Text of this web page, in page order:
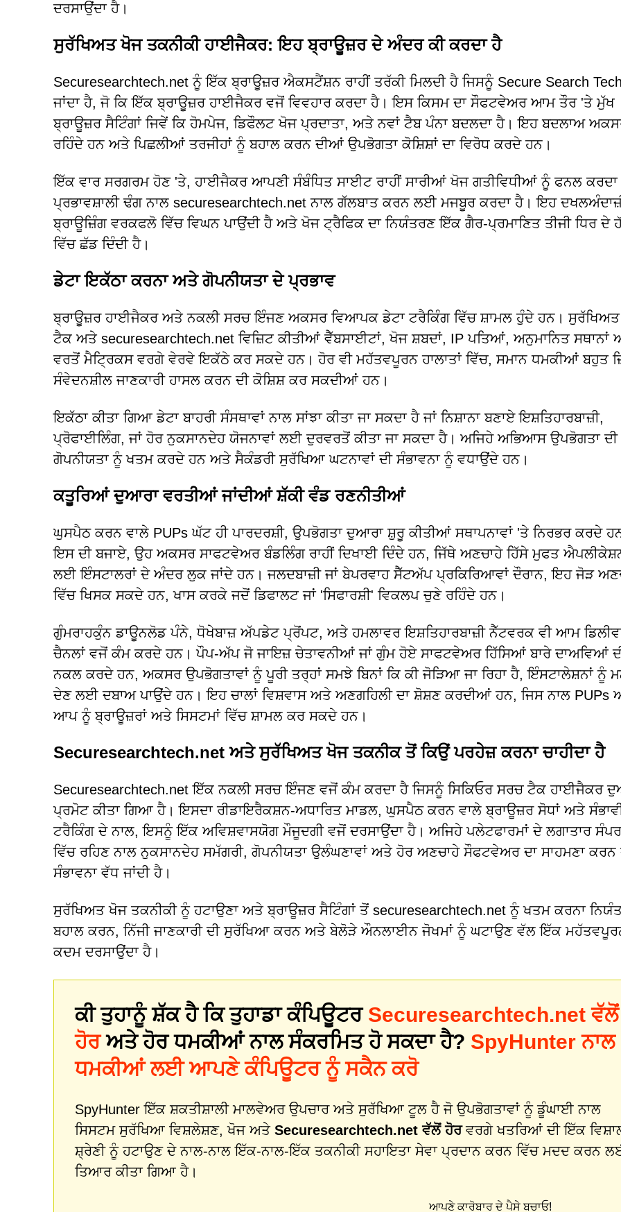
ਦਰਸਾਉਂਦਾ ਹੈ।
ਸੁਰੱਖਿਅਤ ਖੋਜ ਤਕਨੀਕੀ ਹਾਈਜੈਕਰ: ਇਹ ਬ੍ਰਾਊਜ਼ਰ ਦੇ ਅੰਦਰ ਕੀ ਕਰਦਾ ਹੈ
Securesearchtech.net ਨੂੰ ਇੱਕ ਬ੍ਰਾਊਜ਼ਰ ਐਕਸਟੈਂਸ਼ਨ ਰਾਹੀਂ ਤਰੱਕੀ ਮਿਲਦੀ ਹੈ ਜਿਸਨੂੰ Secure Search Tech
ਜਾਂਦਾ ਹੈ, ਜੋ ਕਿ ਇੱਕ ਬ੍ਰਾਊਜ਼ਰ ਹਾਈਜੈਕਰ ਵਜੋਂ ਵਿਵਹਾਰ ਕਰਦਾ ਹੈ। ਇਸ ਕਿਸਮ ਦਾ ਸੌਫਟਵੇਅਰ ਆਮ ਤੌਰ 'ਤੇ ਮੁੱਖ
ਬ੍ਰਾਊਜ਼ਰ ਸੈਟਿੰਗਾਂ ਜਿਵੇਂ ਕਿ ਹੋਮਪੇਜ, ਡਿਫੌਲਟ ਖੋਜ ਪ੍ਰਦਾਤਾ, ਅਤੇ ਨਵਾਂ ਟੈਬ ਪੰਨਾ ਬਦਲਦਾ ਹੈ। ਇਹ ਬਦਲਾਅ
ਰਹਿੰਦੇ ਹਨ ਅਤੇ ਪਿਛਲੀਆਂ ਤਰਜੀਹਾਂ ਨੂੰ ਬਹਾਲ ਕਰਨ ਦੀਆਂ ਉਪਭੋਗਤਾ ਕੋਸ਼ਿਸ਼ਾਂ ਦਾ ਵਿਰੋਧ ਕਰਦੇ ਹਨ।
ਇੱਕ ਵਾਰ ਸਰਗਰਮ ਹੋਣ 'ਤੇ, ਹਾਈਜੈਕਰ ਆਪਣੀ ਸੰਬੰਧਿਤ ਸਾਈਟ ਰਾਹੀਂ ਸਾਰੀਆਂ ਖੋਜ ਗਤੀਵਿਧੀਆਂ ਨੂੰ ਫਨਲ ਕਰਦਾ
ਪ੍ਰਭਾਵਸ਼ਾਲੀ ਢੰਗ ਨਾਲ securesearchtech.net ਨਾਲ ਗੱਲਬਾਤ ਕਰਨ ਲਈ ਮਜਬੂਰ ਕਰਦਾ ਹੈ। ਇਹ
ਬ੍ਰਾਊਜ਼ਿੰਗ ਵਰਕਫਲੋ ਵਿੱਚ ਵਿਘਨ ਪਾਉਂਦੀ ਹੈ ਅਤੇ ਖੋਜ ਟ੍ਰੈਫਿਕ ਦਾ ਨਿਯੰਤਰਣ ਇੱਕ ਗੈਰ-ਪ੍ਰਮਾਣਿਤ ਤੀਜੀ ਧਿਰ ਦੇ
ਵਿੱਚ ਛੱਡ ਦਿੰਦੀ ਹੈ।
ਡੇਟਾ ਇਕੱਠਾ ਕਰਨਾ ਅਤੇ ਗੋਪਨੀਯਤਾ ਦੇ ਪ੍ਰਭਾਵ
ਬ੍ਰਾਊਜ਼ਰ ਹਾਈਜੈਕਰ ਅਤੇ ਨਕਲੀ ਸਰਚ ਇੰਜਣ ਅਕਸਰ ਵਿਆਪਕ ਡੇਟਾ ਟਰੈਕਿੰਗ ਵਿੱਚ ਸ਼ਾਮਲ ਹੁੰਦੇ ਹਨ।
ਟੈਕ ਅਤੇ securesearchtech.net ਵਿਜ਼ਿਟ ਕੀਤੀਆਂ ਵੈੱਬਸਾਈਟਾਂ, ਖੋਜ ਸ਼ਬਦਾਂ, IP ਪਤਿਆਂ, ਅਨੁਮਾਨਿਤ ਸਥਾਨਾਂ
ਵਰਤੋਂ ਮੈਟ੍ਰਿਕਸ ਵਰਗੇ ਵੇਰਵੇ ਇਕੱਠੇ ਕਰ ਸਕਦੇ ਹਨ। ਹੋਰ ਵੀ ਮਹੱਤਵਪੂਰਨ ਹਾਲਾਤਾਂ ਵਿੱਚ, ਸਮਾਨ ਧਮਕੀਆਂ ਬਹੁਤ
ਸੰਵੇਦਨਸ਼ੀਲ ਜਾਣਕਾਰੀ ਹਾਸਲ ਕਰਨ ਦੀ ਕੋਸ਼ਿਸ਼ ਕਰ ਸਕਦੀਆਂ ਹਨ।
ਇਕੱਠਾ ਕੀਤਾ ਗਿਆ ਡੇਟਾ ਬਾਹਰੀ ਸੰਸਥਾਵਾਂ ਨਾਲ ਸਾਂਝਾ ਕੀਤਾ ਜਾ ਸਕਦਾ ਹੈ ਜਾਂ ਨਿਸ਼ਾਨਾ ਬਣਾਏ ਇਸ਼ਤਿਹਾਰਬਾਜ਼ੀ,
ਪ੍ਰੋਫਾਈਲਿੰਗ, ਜਾਂ ਹੋਰ ਨੁਕਸਾਨਦੇਹ ਯੋਜਨਾਵਾਂ ਲਈ ਦੁਰਵਰਤੋਂ ਕੀਤਾ ਜਾ ਸਕਦਾ ਹੈ। ਅਜਿਹੇ ਅਭਿਆਸ ਉਪਭੋਗਤਾ ਦੀ
ਗੋਪਨੀਯਤਾ ਨੂੰ ਖਤਮ ਕਰਦੇ ਹਨ ਅਤੇ ਸੈਕੰਡਰੀ ਸੁਰੱਖਿਆ ਘਟਨਾਵਾਂ ਦੀ ਸੰਭਾਵਨਾ ਨੂੰ ਵਧਾਉਂਦੇ ਹਨ।
ਕਤੂਰਿਆਂ ਦੁਆਰਾ ਵਰਤੀਆਂ ਜਾਂਦੀਆਂ ਸ਼ੱਕੀ ਵੰਡ ਰਣਨੀਤੀਆਂ
ਘੁਸਪੈਠ ਕਰਨ ਵਾਲੇ PUPs ਘੱਟ ਹੀ ਪਾਰਦਰਸ਼ੀ, ਉਪਭੋਗਤਾ ਦੁਆਰਾ ਸ਼ੁਰੂ ਕੀਤੀਆਂ ਸਥਾਪਨਾਵਾਂ 'ਤੇ ਨਿਰਭਰ ਕਰਦੇ
ਇਸ ਦੀ ਬਜਾਏ, ਉਹ ਅਕਸਰ ਸਾਫਟਵੇਅਰ ਬੰਡਲਿੰਗ ਰਾਹੀਂ ਦਿਖਾਈ ਦਿੰਦੇ ਹਨ, ਜਿੱਥੇ ਅਣਚਾਹੇ ਹਿੱਸੇ ਮੁਫਤ
ਲਈ ਇੰਸਟਾਲਰਾਂ ਦੇ ਅੰਦਰ ਲੁਕ ਜਾਂਦੇ ਹਨ। ਜਲਦਬਾਜ਼ੀ ਜਾਂ ਬੇਪਰਵਾਹ ਸੈੱਟਅੱਪ ਪ੍ਰਕਿਰਿਆਵਾਂ ਦੌਰਾਨ, ਇਹ ਜੋੜ
ਵਿੱਚ ਖਿਸਕ ਸਕਦੇ ਹਨ, ਖਾਸ ਕਰਕੇ ਜਦੋਂ ਡਿਫਾਲਟ ਜਾਂ 'ਸਿਫਾਰਸ਼ੀ' ਵਿਕਲਪ ਚੁਣੇ ਰਹਿੰਦੇ ਹਨ।
ਗੁੰਮਰਾਹਕੁੰਨ ਡਾਊਨਲੋਡ ਪੰਨੇ, ਧੋਖੇਬਾਜ਼ ਅੱਪਡੇਟ ਪ੍ਰੋਂਪਟ, ਅਤੇ ਹਮਲਾਵਰ ਇਸ਼ਤਿਹਾਰਬਾਜ਼ੀ ਨੈੱਟਵਰਕ ਵੀ ਆਮ
ਚੈਨਲਾਂ ਵਜੋਂ ਕੰਮ ਕਰਦੇ ਹਨ। ਪੌਪ-ਅੱਪ ਜੋ ਜਾਇਜ਼ ਚੇਤਾਵਨੀਆਂ ਜਾਂ ਗੁੰਮ ਹੋਏ ਸਾਫਟਵੇਅਰ ਹਿੱਸਿਆਂ ਬਾਰੇ ਦਾਅਵਿਆਂ
ਨਕਲ ਕਰਦੇ ਹਨ, ਅਕਸਰ ਉਪਭੋਗਤਾਵਾਂ ਨੂੰ ਪੂਰੀ ਤਰ੍ਹਾਂ ਸਮਝੇ ਬਿਨਾਂ ਕਿ ਕੀ ਜੋੜਿਆ ਜਾ ਰਿਹਾ ਹੈ, ਇੰਸਟਾਲੇਸ਼ਨਾਂ ਨੂੰ
ਦੇਣ ਲਈ ਦਬਾਅ ਪਾਉਂਦੇ ਹਨ। ਇਹ ਚਾਲਾਂ ਵਿਸ਼ਵਾਸ ਅਤੇ ਅਣਗਹਿਲੀ ਦਾ ਸ਼ੋਸ਼ਣ ਕਰਦੀਆਂ ਹਨ, ਜਿਸ ਨਾਲ PUPs
ਆਪ ਨੂੰ ਬ੍ਰਾਊਜ਼ਰਾਂ ਅਤੇ ਸਿਸਟਮਾਂ ਵਿੱਚ ਸ਼ਾਮਲ ਕਰ ਸਕਦੇ ਹਨ।
Securesearchtech.net ਅਤੇ ਸੁਰੱਖਿਅਤ ਖੋਜ ਤਕਨੀਕ ਤੋਂ ਕਿਉਂ ਪਰਹੇਜ਼ ਕਰਨਾ ਚਾਹੀਦਾ ਹੈ
Securesearchtech.net ਇੱਕ ਨਕਲੀ ਸਰਚ ਇੰਜਣ ਵਜੋਂ ਕੰਮ ਕਰਦਾ ਹੈ ਜਿਸਨੂੰ ਸਿਕਿਓਰ ਸਰਚ ਟੈਕ ਹਾਈਜੈਕਰ
ਪ੍ਰਮੋਟ ਕੀਤਾ ਗਿਆ ਹੈ। ਇਸਦਾ ਰੀਡਾਇਰੈਕਸ਼ਨ-ਅਧਾਰਿਤ ਮਾਡਲ, ਘੁਸਪੈਠ ਕਰਨ ਵਾਲੇ ਬ੍ਰਾਊਜ਼ਰ ਸੋਧਾਂ ਅਤੇ
ਟਰੈਕਿੰਗ ਦੇ ਨਾਲ, ਇਸਨੂੰ ਇੱਕ ਅਵਿਸ਼ਵਾਸਯੋਗ ਮੌਜੂਦਗੀ ਵਜੋਂ ਦਰਸਾਉਂਦਾ ਹੈ। ਅਜਿਹੇ ਪਲੇਟਫਾਰਮਾਂ ਦੇ ਲਗਾਤਾਰ
ਵਿੱਚ ਰਹਿਣ ਨਾਲ ਨੁਕਸਾਨਦੇਹ ਸਮੱਗਰੀ, ਗੋਪਨੀਯਤਾ ਉਲੰਘਣਾਵਾਂ ਅਤੇ ਹੋਰ ਅਣਚਾਹੇ ਸੌਫਟਵੇਅਰ ਦਾ ਸਾਹਮਣਾ ਕਰਨ
ਸੰਭਾਵਨਾ ਵੱਧ ਜਾਂਦੀ ਹੈ।
ਸੁਰੱਖਿਅਤ ਖੋਜ ਤਕਨੀਕੀ ਨੂੰ ਹਟਾਉਣਾ ਅਤੇ ਬ੍ਰਾਊਜ਼ਰ ਸੈਟਿੰਗਾਂ ਤੋਂ securesearchtech.net ਨੂੰ ਖਤਮ ਕਰਨਾ
ਬਹਾਲ ਕਰਨ, ਨਿੱਜੀ ਜਾਣਕਾਰੀ ਦੀ ਸੁਰੱਖਿਆ ਕਰਨ ਅਤੇ ਬੇਲੋੜੇ ਔਨਲਾਈਨ ਜੋਖਮਾਂ ਨੂੰ ਘਟਾਉਣ ਵੱਲ ਇੱਕ
ਕਦਮ ਦਰਸਾਉਂਦਾ ਹੈ।
ਕੀ ਤੁਹਾਨੂੰ ਸ਼ੱਕ ਹੈ ਕਿ ਤੁਹਾਡਾ ਕੰਪਿਊਟਰ Securesearchtech.net ਵੱਲੋਂ
ਹੋਰਅਤੇ ਹੋਰ ਧਮਕੀਆਂ ਨਾਲ ਸੰਕਰਮਿਤ ਹੋ ਸਕਦਾ ਹੈ? SpyHunter ਨਾਲ
ਧਮਕੀਆਂ ਲਈ ਆਪਣੇ ਕੰਪਿਊਟਰ ਨੂੰ ਸਕੈਨ ਕਰੋ
SpyHunter ਇੱਕ ਸ਼ਕਤੀਸ਼ਾਲੀ ਮਾਲਵੇਅਰ ਉਪਚਾਰ ਅਤੇ ਸੁਰੱਖਿਆ ਟੂਲ ਹੈ ਜੋ ਉਪਭੋਗਤਾਵਾਂ ਨੂੰ ਡੂੰਘਾਈ ਨਾਲ
ਸਿਸਟਮ ਸੁਰੱਖਿਆ ਵਿਸ਼ਲੇਸ਼ਣ, ਖੋਜ ਅਤੇ Securesearchtech.net ਵੱਲੋਂ ਹੋਰਵਰਗੇ ਖਤਰਿਆਂ ਦੀ ਇੱਕ
ਸ਼੍ਰੇਣੀ ਨੂੰ ਹਟਾਉਣ ਦੇ ਨਾਲ-ਨਾਲ ਇੱਕ-ਨਾਲ-ਇੱਕ ਤਕਨੀਕੀ ਸਹਾਇਤਾ ਸੇਵਾ ਪ੍ਰਦਾਨ ਕਰਨ ਵਿੱਚ ਮਦਦ ਕਰਨ
ਤਿਆਰ ਕੀਤਾ ਗਿਆ ਹੈ।
ਆਪਣੇ ਕਾਰੋਬਾਰ ਦੇ ਪੈਸੇ ਬਚਾਓ!